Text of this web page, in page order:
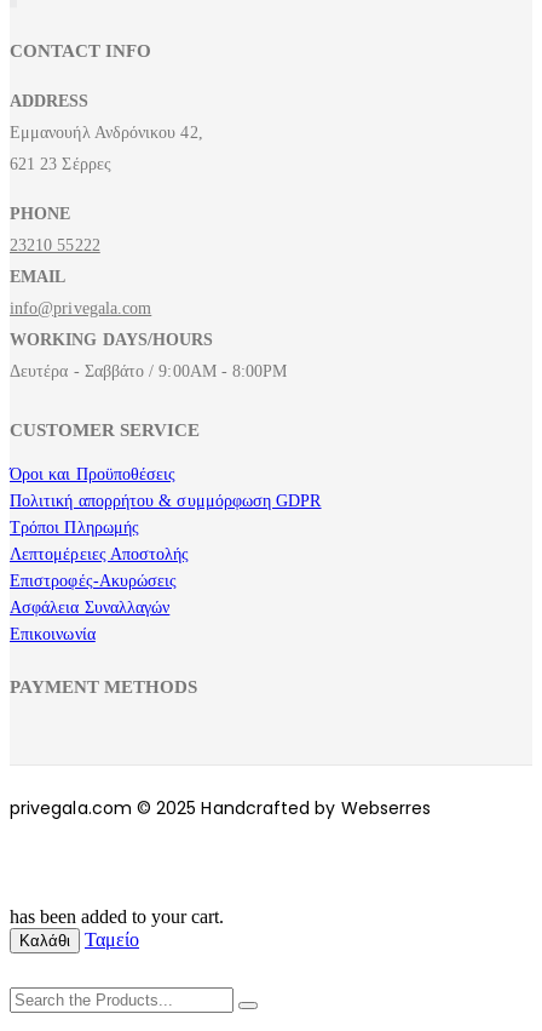
CONTACT INFO
ADDRESS
Εμμανουήλ Ανδρόνικου 42,
621 23 Σέρρες
PHONE
23210 55222
EMAIL
info@privegala.com
WORKING DAYS/HOURS
Δευτέρα - Σαββάτο / 9:00AM - 8:00PM
CUSTOMER SERVICE
Όροι και Προϋποθέσεις
Πολιτική απορρήτου & συμμόρφωση GDPR
Τρόποι Πληρωμής
Λεπτομέρειες Αποστολής
Επιστροφές-Ακυρώσεις
Ασφάλεια Συναλλαγών
Επικοινωνία
PAYMENT METHODS
privegala.com © 2025 Handcrafted by Webserres
has been added to your cart.
Καλάθι Ταμείο